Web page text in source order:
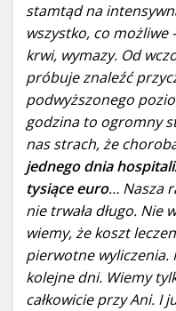
stamtąd na
wszystko, co
krwi, wymazy. Od
próbuje znaleźć
podwyższonego
godzina to ogromny
nas strach, że
jednego dnia
tysiące euro… Nasza
nie trwała długo. Nie
wiemy, że koszt
pierwotne wyliczenia.
kolejne dni. Wiemy
całkowicie przy Ani. I